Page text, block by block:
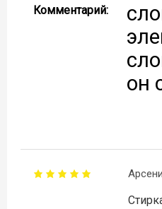
Комментарий:
он